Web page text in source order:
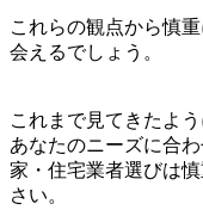
これらの観点から慎
会えるでしょう。
これまで見てきたよ
あなたのニーズに合
家・住宅業者選びは
さい。